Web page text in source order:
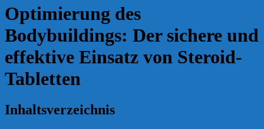
Optimierung des
Bodybuildings: Der sichere und
effektive Einsatz von Steroid-
Tabletten
Inhaltsverzeichnis